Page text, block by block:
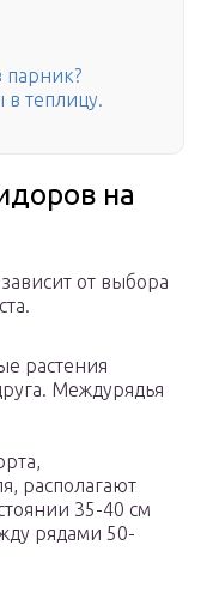
парник?
в теплицу.
на
от выбора
растения
Междурядья
располагают
35-40 см
рядами 50-